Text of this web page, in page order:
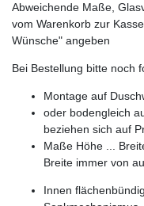
Abweichende Maße,
vom Warenkorb zur
Wünsche" angeben
Bei Bestellung bitte noch
Montage auf
oder bodengleich
beziehen sich auf
Maße Höhe ...
Breite immer von
Innen